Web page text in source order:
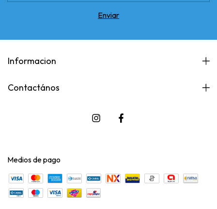
Informacion
Contactános
Medios de pago